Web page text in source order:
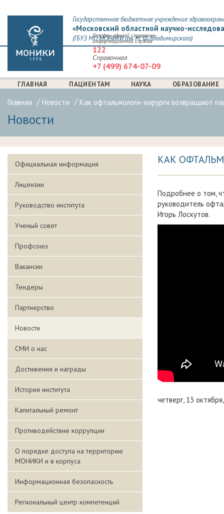
Государственное бюджетное учреждение
«Московский областной научно-
(ГБУЗ МО МОНИКИ им. М. Ф. Владимирского)
Телефон единой справочно-
информационной службы
122
Справочная
+7 (499) 674-07-09
ГЛАВНАЯ ПАЦИЕНТАМ НАУКА ОБРАЗОВАНИЕ
Главная Новости Как офтальмологи-хирурги возвращают
Новости
Официальная информация
Лицензии
Руководство института
Ученый совет
Профсоюз
Вакансии
Тендеры
Партнерство
Новости
СМИ о нас
Достижения и награды
История института
Капитальный ремонт
Противодействие коррупции
О порядке доступа на территорию
МОНИКИ и в корпуса
Информационная безопасность
Региональный центр компетенций
КАК
Подробнее о том,
руководитель
Игорь Лоскутов.
четверг, 13